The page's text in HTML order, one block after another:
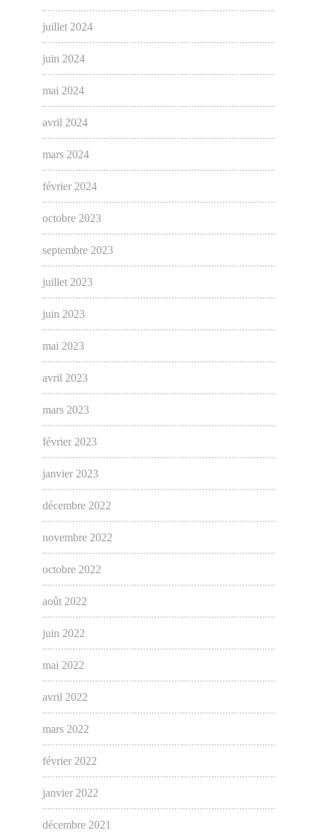
juillet 2024
juin 2024
mai 2024
avril 2024
mars 2024
février 2024
octobre 2023
septembre 2023
juillet 2023
juin 2023
mai 2023
avril 2023
mars 2023
février 2023
janvier 2023
décembre 2022
novembre 2022
octobre 2022
août 2022
juin 2022
mai 2022
avril 2022
mars 2022
février 2022
janvier 2022
décembre 2021